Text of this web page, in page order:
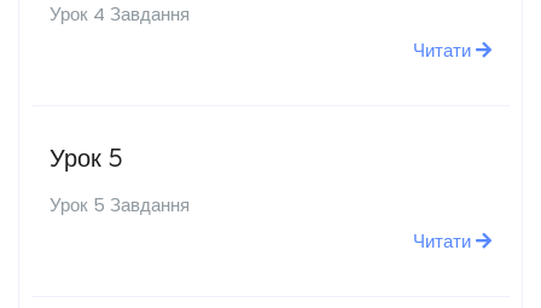
Урок 4 Завдання
Читати
Урок 5
Урок 5 Завдання
Читати